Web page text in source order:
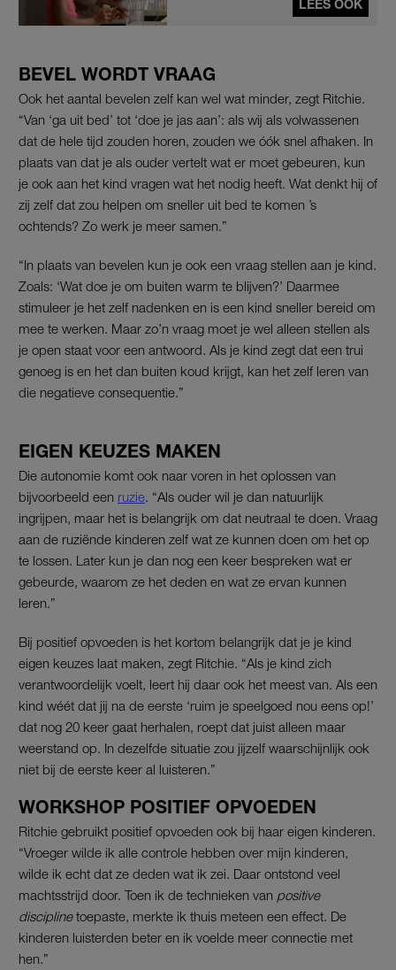
LEES OOK
BEVEL WORDT VRAAG
Ook het aantal bevelen zelf kan wel wat minder, zegt Ritchie.
“Van ‘ga uit bed’ tot ‘doe je jas aan’: als wij als volwassenen
dat de hele tijd zouden horen, zouden we óók snel afhaken. In
plaats van dat je als ouder vertelt wat er moet gebeuren, kun
je ook aan het kind vragen wat het nodig heeft. Wat denkt hij of
zij zelf dat zou helpen om sneller uit bed te komen ’s
ochtends? Zo werk je meer samen.”
“In plaats van bevelen kun je ook een vraag stellen aan je kind.
Zoals: ‘Wat doe je om buiten warm te blijven?’ Daarmee
stimuleer je het zelf nadenken en is een kind sneller bereid om
mee te werken. Maar zo’n vraag moet je wel alleen stellen als
je open staat voor een antwoord. Als je kind zegt dat een trui
genoeg is en het dan buiten koud krijgt, kan het zelf leren van
die negatieve consequentie.”
EIGEN KEUZES MAKEN
Die autonomie komt ook naar voren in het oplossen van
bijvoorbeeld een ruzie . “Als ouder wil je dan natuurlijk
ingrijpen, maar het is belangrijk om dat neutraal te doen. Vraag
aan de ruziënde kinderen zelf wat ze kunnen doen om het op
te lossen. Later kun je dan nog een keer bespreken wat er
gebeurde, waarom ze het deden en wat ze ervan kunnen
leren.”
Bij positief opvoeden is het kortom belangrijk dat je je kind
eigen keuzes laat maken, zegt Ritchie. “Als je kind zich
verantwoordelijk voelt, leert hij daar ook het meest van. Als een
kind wéét dat jij na de eerste ‘ruim je speelgoed nou eens op!’
dat nog 20 keer gaat herhalen, roept dat juist alleen maar
weerstand op. In dezelfde situatie zou jijzelf waarschijnlijk ook
niet bij de eerste keer al luisteren.”
WORKSHOP POSITIEF OPVOEDEN
Ritchie gebruikt positief opvoeden ook bij haar eigen kinderen.
“Vroeger wilde ik alle controle hebben over mijn kinderen,
wilde ik echt dat ze deden wat ik zei. Daar ontstond veel
machtsstrijd door. Toen ik de technieken van positive
disciplinetoepaste, merkte ik thuis meteen een effect. De
kinderen luisterden beter en ik voelde meer connectie met
hen.”